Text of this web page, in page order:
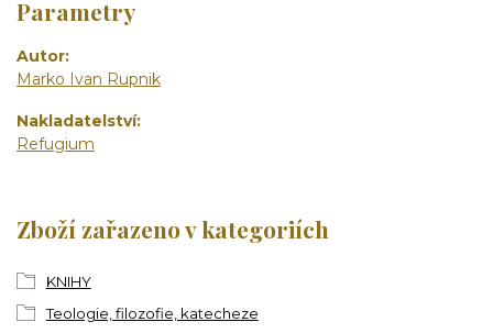
Parametry
Autor
Marko Ivan Rupnik
Nakladatelství
Refugium
Zboží zařazeno v kategoriích
KNIHY
Teologie, filozofie, katecheze